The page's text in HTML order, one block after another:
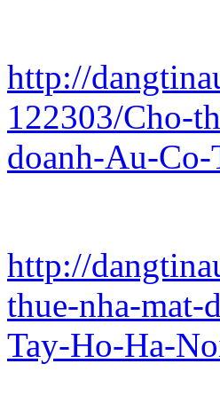
http://
122303/Cho-
doanh-Au-
http://
thue-nha-
Tay-Ho-Ha-